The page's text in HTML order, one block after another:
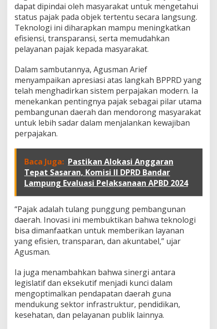
i
P
a
j
a
k
a
D
i
s
t
r
i
i
S
P
P
T
d
a
n
D
H
B
B
-
P
2
2
dapat dipindai oleh masyarakat untuk mengetahui
status pajak pada objek tertentu secara langsung.
Teknologi ini diharapkan mampu meningkatkan
efisiensi, transparansi, serta memudahkan
pelayanan pajak kepada masyarakat.
Dalam sambutannya, Agusman Arief
menyampaikan apresiasi atas langkah BPPRD yang
telah menghadirkan sistem perpajakan modern. Ia
menekankan pentingnya pajak sebagai pilar utama
pembangunan daerah dan mendorong masyarakat
untuk lebih sadar dalam menjalankan kewajiban
perpajakan.
Baca Juga: Pastikan Alokasi Anggaran
Tepat Sasaran, Komisi II DPRD Bandar
Lampung Evaluasi Pelaksanaan APBD 2024
“Pajak adalah tulang punggung pembangunan
daerah. Inovasi ini membuktikan bahwa teknologi
bisa dimanfaatkan untuk memberikan layanan
yang efisien, transparan, dan akuntabel,” ujar
Agusman.
Ia juga menambahkan bahwa sinergi antara
legislatif dan eksekutif menjadi kunci dalam
mengoptimalkan pendapatan daerah guna
mendukung sektor infrastruktur, pendidikan,
kesehatan, dan pelayanan publik lainnya.